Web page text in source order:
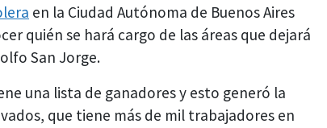
en la Ciudad Autónoma de Buenos Aires
quién se hará cargo de las áreas que dejará
San Jorge.
una lista de ganadores y esto generó la
que tiene más de mil trabajadores en